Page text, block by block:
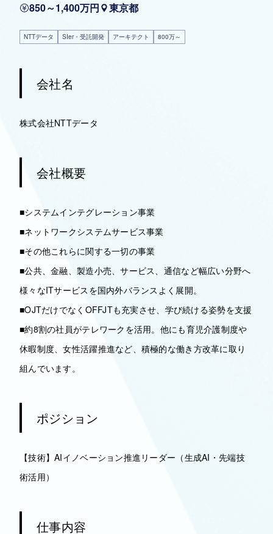
850～1,400万円 東京都
NTTデータ SIer・受託開発 アーキテクト 800万～
会社名
株式会社NTTデータ
会社概要
■システムインテグレーション事業
■ネットワークシステムサービス事業
■その他これらに関する一切の事業
■公共、金融、製造小売、サービス、通信など幅広い分野へ
様々なITサービスを国内外バランスよく展開。
■OJTだけでなくOFFJTも充実させ、学び続ける姿勢を支援
■約8割の社員がテレワークを活用。他にも育児介護制度や
休暇制度、女性活躍推進など、積極的な働き方改革に取り
組んでいます。
ポジション
【技術】AIイノベーション推進リーダー（生成AI・先端技
術活用）
仕事内容